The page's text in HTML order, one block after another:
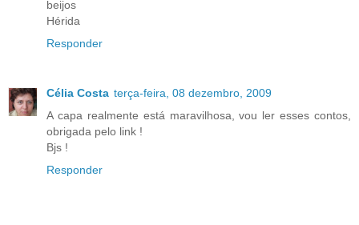
beijos
Hérida
Responder
Célia Costa terça-feira, 08 dezembro, 2009
A capa realmente está maravilhosa, vou ler esses contos,
obrigada pelo link !
Bjs !
Responder